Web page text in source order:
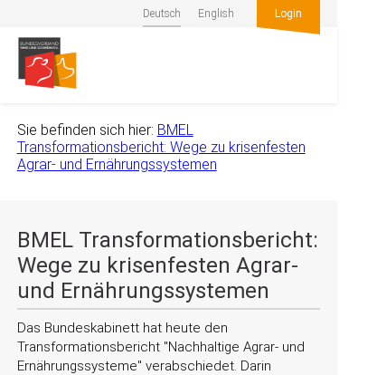
Deutsch English Login
Sie befinden sich hier: BMEL
Transformationsbericht: Wege zu krisenfesten
Agrar- und Ernährungssystemen
BMEL Transformationsbericht:
Wege zu krisenfesten Agrar-
und Ernährungssystemen
Das Bundeskabinett hat heute den
Transformationsbericht Nachhaltige Agrar- und
Ernährungssysteme verabschiedet. Darin